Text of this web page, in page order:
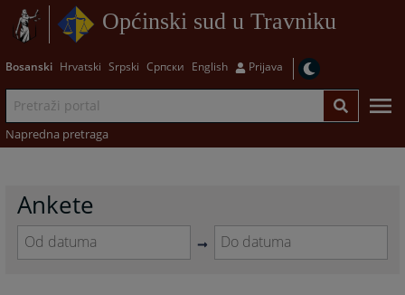
Općinski sud u Travniku
Bosanski Hrvatski Srpski Српски English Prijava
Napredna pretraga
Ankete